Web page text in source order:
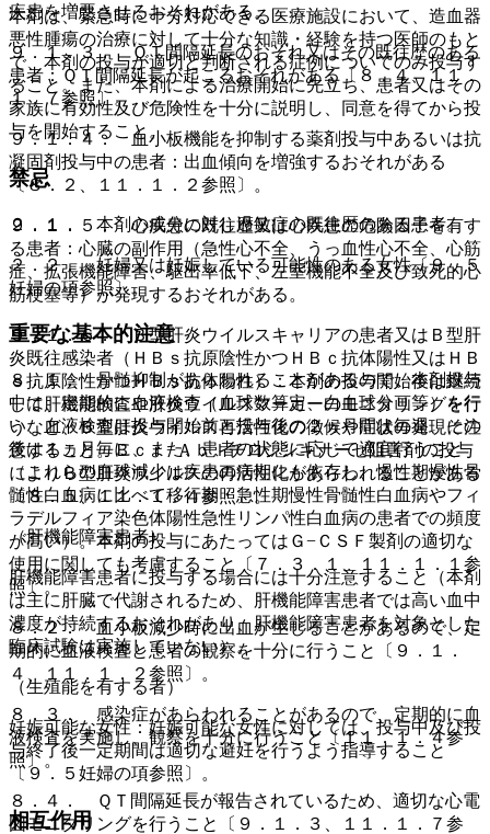
疾患を増悪させるおそれがある。
９．１．３． ＱＴ間隔延長のおそれ又はその既往歴のある
患者：ＱＴ間隔延長が起こるおそれがある〔８．４、１１．
１．７参照〕。
９．１．４． 血小板機能を抑制する薬剤投与中あるいは抗
凝固剤投与中の患者：出血傾向を増強するおそれがある
〔８．２、１１．１．２参照〕。
９．１．５． 心疾患の既往歴又は心疾患の危険因子を有す
る患者：心臓の副作用（急性心不全、うっ血性心不全、心筋
症、拡張機能障害、駆出率低下、左室機能不全及び致死的心
筋梗塞等）が発現するおそれがある。
９．１．６． Ｂ型肝炎ウイルスキャリアの患者又はＢ型肝
炎既往感染者（ＨＢｓ抗原陰性かつＨＢｃ抗体陽性又はＨＢ
ｓ抗原陰性かつＨＢｓ抗体陽性）：本剤の投与開始後は継続
して肝機能検査や肝炎ウイルスマーカーのモニタリングを行
うなど、Ｂ型肝炎ウイルス再活性化の徴候や症状の発現に注
意すること。Ｂｃｒ−Ａｂｌチロシンキナーゼ阻害剤の投与
によりＢ型肝炎ウイルスの再活性化があらわれることがある
〔８．５、１１．１．４参照〕。
（肝機能障害患者）
肝機能障害患者に投与する場合には十分注意すること（本剤
は主に肝臓で代謝されるため、肝機能障害患者では高い血中
濃度が持続するおそれがあり、肝機能障害患者を対象とした
臨床試験は実施していない）。
（生殖能を有する者）
妊娠可能な女性：妊娠可能な女性に対しては、投与中及び投
与終了後一定期間は適切な避妊を行うよう指導すること
〔９．５妊婦の項参照〕。
相互作用
本剤は、緊急時に十分対応できる医療施設において、造血器
悪性腫瘍の治療に対して十分な知識・経験を持つ医師のもと
で、本剤の投与が適切と判断される症例についてのみ投与す
ること。また、本剤による治療開始に先立ち、患者又はその
家族に有効性及び危険性を十分に説明し、同意を得てから投
与を開始すること。
禁忌
２．１． 本剤の成分に対し過敏症の既往歴のある患者。
２．２． 妊婦又は妊娠している可能性のある女性〔９．５
妊婦の項参照〕。
重要な基本的注意
８．１． 骨髄抑制があらわれることがあるので、本剤投与
中は、定期的に血液検査（血球数算定、白血球分画等）を行
い、血液検査は投与開始前と投与後の２ヵ月間は毎週、その
後は１ヵ月毎に、また、患者の状態に応じて適宜行うこと
（これらの血球減少は疾患の病期にも依存し、慢性期慢性骨
髄性白血病に比べて移行期・急性期慢性骨髄性白血病やフィ
ラデルフィア染色体陽性急性リンパ性白血病の患者での頻度
が高い）。本剤の投与にあたってはＧ−ＣＳＦ製剤の適切な
使用に関しても考慮すること〔７．３．１、１１．１．１参
照〕。
８．２． 血小板減少時に出血が生じることがあるので、定
期的に血液検査と患者の観察を十分に行うこと〔９．１．
４、１１．１．２参照〕。
８．３． 感染症があらわれることがあるので、定期的に血
液検査を実施し、観察を十分に行うこと〔１１．１．４参
照〕。
８．４． ＱＴ間隔延長が報告されているため、適切な心電
図モニタリングを行うこと〔９．１．３、１１．１．７参